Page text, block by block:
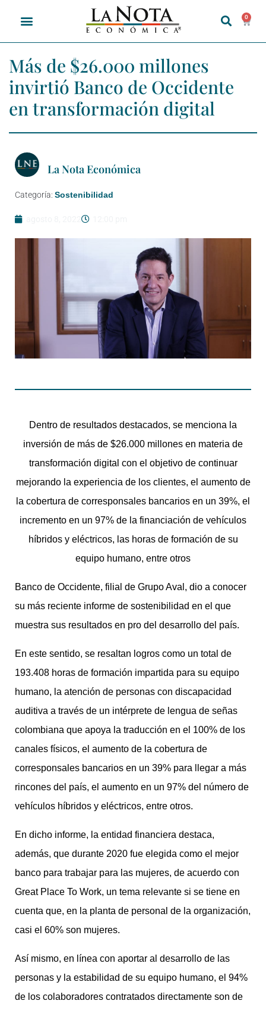
0
Más de $26.000 millones
invirtió Banco de Occidente
en transformación digital
La Nota Económica
Categoría: Sostenibilidad
Dentro de resultados destacados, se menciona la
inversión de más de $26.000 millones en materia de
transformación digital con el objetivo de continuar
mejorando la experiencia de los clientes, el aumento de
la cobertura de corresponsales bancarios en un 39%, el
incremento en un 97% de la financiación de vehículos
híbridos y eléctricos, las horas de formación de su
equipo humano, entre otros
Banco de Occidente, filial de Grupo Aval, dio a conocer
su más reciente informe de sostenibilidad en el que
muestra sus resultados en pro del desarrollo del país.
En este sentido, se resaltan logros como un total de
193.408 horas de formación impartida para su equipo
humano, la atención de personas con discapacidad
auditiva a través de un intérprete de lengua de señas
colombiana que apoya la traducción en el 100% de los
canales físicos, el aumento de la cobertura de
corresponsales bancarios en un 39% para llegar a más
rincones del país, el aumento en un 97% del número de
vehículos híbridos y eléctricos, entre otros.
En dicho informe, la entidad financiera destaca,
además, que durante 2020 fue elegida como el mejor
banco para trabajar para las mujeres, de acuerdo con
Great Place To Work, un tema relevante si se tiene en
cuenta que, en la planta de personal de la organización,
casi el 60% son mujeres.
Así mismo, en línea con aportar al desarrollo de las
personas y la estabilidad de su equipo humano, el 94%
de los colaboradores contratados directamente son de